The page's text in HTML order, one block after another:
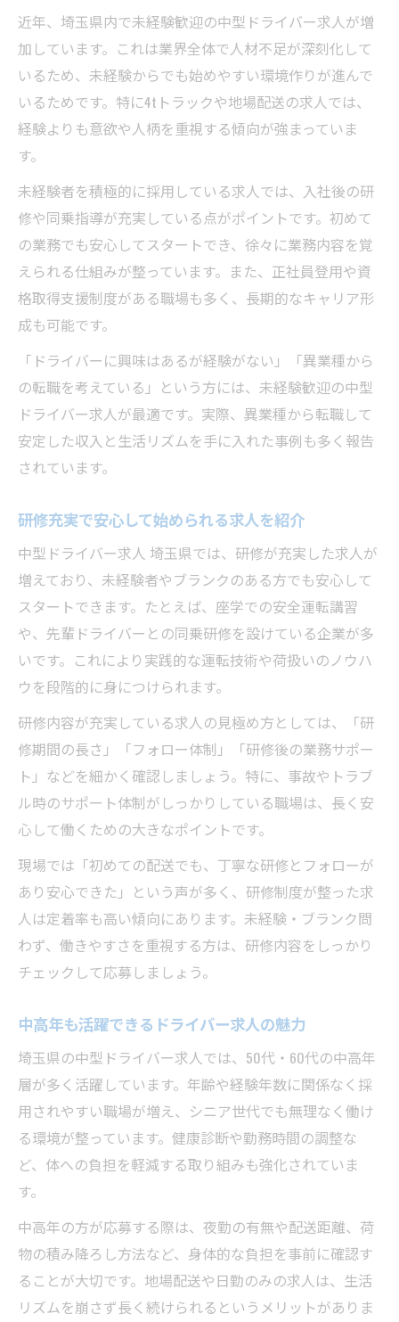
近年、埼玉県内で未経験歓迎の中型ドライバー求人が増
加しています。これは業界全体で人材不足が深刻化して
いるため、未経験からでも始めやすい環境作りが進んで
いるためです。特に4tトラックや地場配送の求人では、
経験よりも意欲や人柄を重視する傾向が強まっていま
す。
未経験者を積極的に採用している求人では、入社後の研
修や同乗指導が充実している点がポイントです。初めて
の業務でも安心してスタートでき、徐々に業務内容を覚
えられる仕組みが整っています。また、正社員登用や資
格取得支援制度がある職場も多く、長期的なキャリア形
成も可能です。
「ドライバーに興味はあるが経験がない」「異業種から
の転職を考えている」という方には、未経験歓迎の中型
ドライバー求人が最適です。実際、異業種から転職して
安定した収入と生活リズムを手に入れた事例も多く報告
されています。
研修充実で安心して始められる求人を紹介
中型ドライバー求人 埼玉県では、研修が充実した求人が
増えており、未経験者やブランクのある方でも安心して
スタートできます。たとえば、座学での安全運転講習
や、先輩ドライバーとの同乗研修を設けている企業が多
いです。これにより実践的な運転技術や荷扱いのノウハ
ウを段階的に身につけられます。
研修内容が充実している求人の見極め方としては、「研
修期間の長さ」「フォロー体制」「研修後の業務サポー
ト」などを細かく確認しましょう。特に、事故やトラブ
ル時のサポート体制がしっかりしている職場は、長く安
心して働くための大きなポイントです。
現場では「初めての配送でも、丁寧な研修とフォローが
あり安心できた」という声が多く、研修制度が整った求
人は定着率も高い傾向にあります。未経験・ブランク問
わず、働きやすさを重視する方は、研修内容をしっかり
チェックして応募しましょう。
中高年も活躍できるドライバー求人の魅力
埼玉県の中型ドライバー求人では、50代・60代の中高年
層が多く活躍しています。年齢や経験年数に関係なく採
用されやすい職場が増え、シニア世代でも無理なく働け
る環境が整っています。健康診断や勤務時間の調整な
ど、体への負担を軽減する取り組みも強化されていま
す。
中高年の方が応募する際は、夜勤の有無や配送距離、荷
物の積み降ろし方法など、身体的な負担を事前に確認す
ることが大切です。地場配送や日勤のみの求人は、生活
リズムを崩さず長く続けられるというメリットがありま